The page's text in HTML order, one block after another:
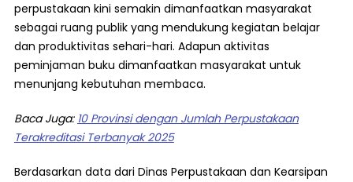
perpustakaan kini semakin dimanfaatkan masyarakat
sebagai ruang publik yang mendukung kegiatan belajar
dan produktivitas sehari-hari. Adapun aktivitas
peminjaman buku dimanfaatkan masyarakat untuk
menunjang kebutuhan membaca.
Baca Juga: 10 Provinsi dengan Jumlah Perpustakaan
Terakreditasi Terbanyak 2025
Berdasarkan data dari Dinas Perpustakaan dan Kearsipan